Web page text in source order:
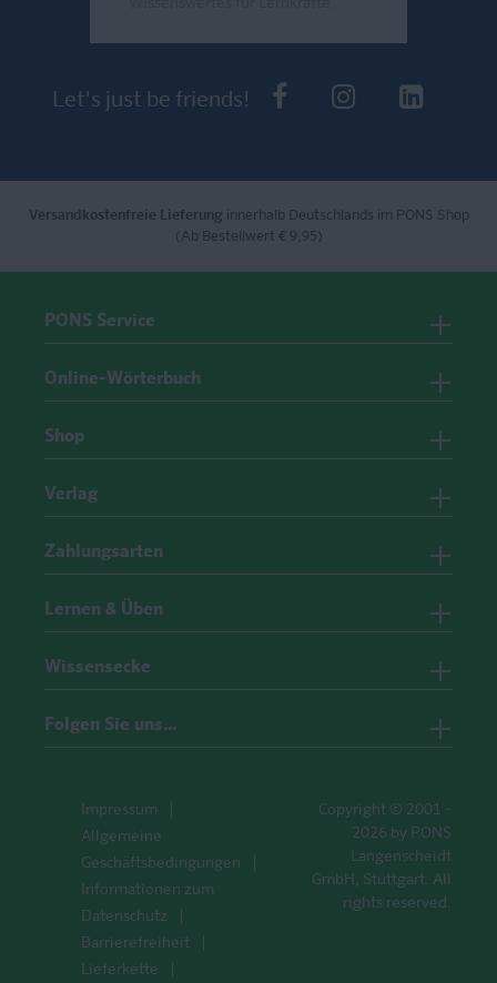
Let's just be friends! PONS beiPONS bei
Versandkostenfreie Lieferung innerhalb Deutschlands im PONS Shop
(Ab Bestellwert € 9,95)
PONS Service
Online-Wörterbuch
Shop
Verlag
Zahlungsarten
Lernen & Üben
Wissensecke
Folgen Sie uns…
Impressum
Allgemeine
Geschäftsbedingungen
Informationen zum
Datenschutz
Barrierefreiheit
Lieferkette
Copyright © 2001 -
2026 by PONS
Langenscheidt
GmbH, Stuttgart. All
rights reserved.